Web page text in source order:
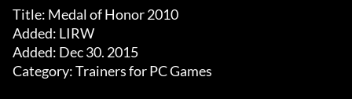
Title: Medal of Honor 2010
Added: LIRW
Added: Dec 30. 2015
Category: Trainers for PC Games